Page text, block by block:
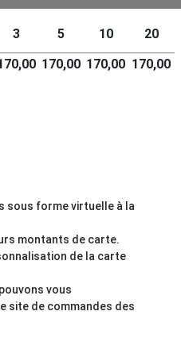
3 5 10 20
170,00 170,00 170,00
sous forme virtuelle à la
montants de carte.
de la carte
vous
site de commandes des